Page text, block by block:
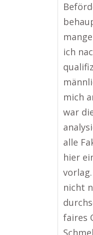
ich
mich
war
alle
hier
nicht
faires